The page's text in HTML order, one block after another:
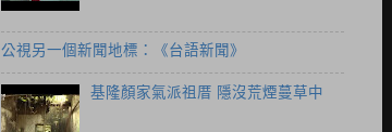
公視另一個新聞地標：《台語新聞》
基隆顏家氣派祖厝 隱沒荒煙蔓草中